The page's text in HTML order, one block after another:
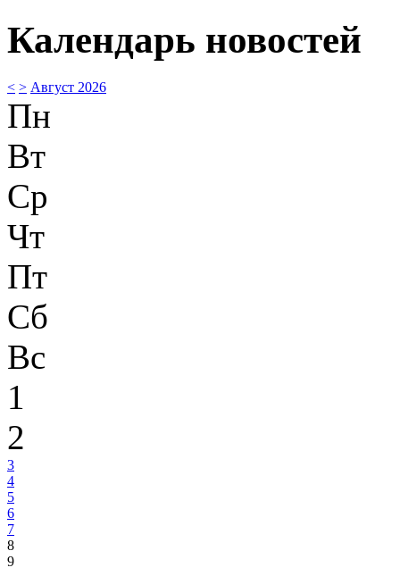
Календарь новостей
< > Август 2026
Пн
Вт
Ср
Чт
Пт
Сб
Вс
1
2
3
4
5
6
7
8
9